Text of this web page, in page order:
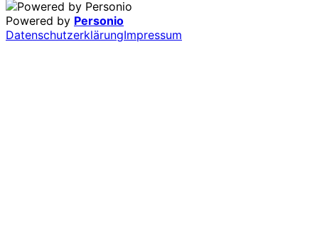
Powered by Personio
DatenschutzerklärungImpressum